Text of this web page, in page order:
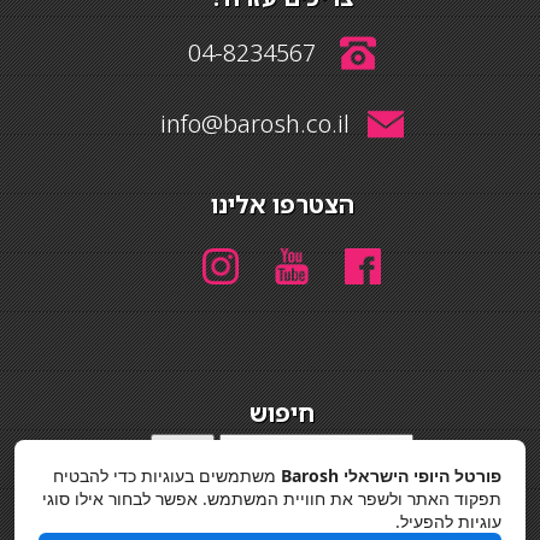
04-8234567
info@barosh.co.il
הצטרפו אלינו
חיפוש
מדיניות פרטיות
פורטל היופי הישראלי Barosh
משתמשים בעוגיות כדי להבטיח
תפקוד האתר ולשפר את חוויית המשתמש. אפשר לבחור אילו סוגי
עוגיות להפעיל.